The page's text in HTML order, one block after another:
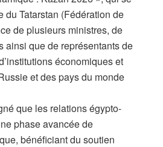
du Tatarstan (Fédération de
de plusieurs ministres, de
ainsi que de représentants de
économiques et
et des pays du monde
que les relations égypto-
phase avancée de
bénéficiant du soutien